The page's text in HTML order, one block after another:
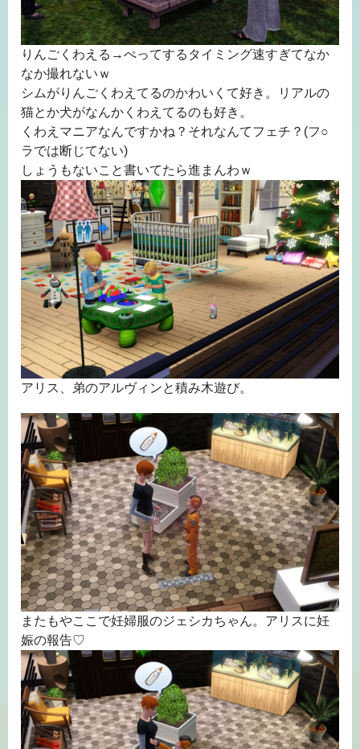
りんごくわえる→ぺってするタイミング速すぎてなか
なか撮れないｗ
シムがりんごくわえてるのかわいくて好き。リアルの
猫とか犬がなんかくわえてるのも好き。
くわえマニアなんですかね？それなんてフェチ？(フ○
ラでは断じてない)
しょうもないこと書いてたら進まんわｗ
アリス、弟のアルヴィンと積み木遊び。
またもやここで妊婦服のジェシカちゃん。アリスに妊
娠の報告♡